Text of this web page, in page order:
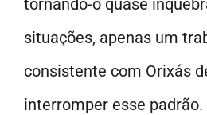
tornando-o quase
situações, apenas um
consistente com Orixás
interromper esse padrão.